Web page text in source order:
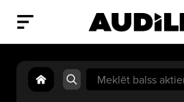
Search
for: